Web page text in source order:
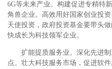
6G等未来产业。构建促进专精特
角兽企业。高效用好国家创业投
天使投资，政府投资基金要带头
快成长为科技领军企业。
扩能提质服务业。深化先进
点。壮大科技服务市场，促进软